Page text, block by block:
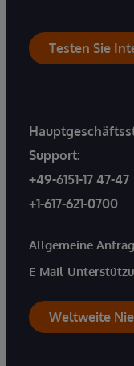
Testen Sie
Support:
+49-6151-17 47-47
+1-617-621-0700
Allgemeine
E-Mail-
Weltweite